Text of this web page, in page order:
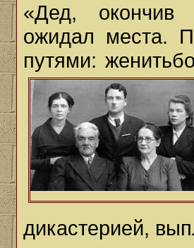
«Дед, окончив
ожидал места.
путями:
дикастерией,